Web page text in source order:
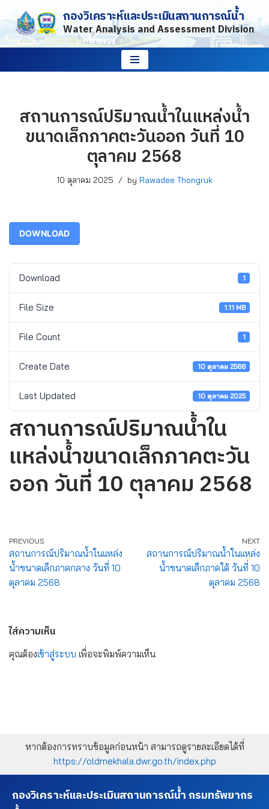
Skip
to
กองวิเคราะห์และประเมินสถานการณ์น้ำ
Water Analysis and Assessment Division
สถานการณ์ปริมาณน้ำในแหล่งน้ำ
ขนาดเล็กภาคตะวันออก วันที่ 10
ตุลาคม 2568
10 ตุลาคม 2025 by Rawadee Thongruk
DOWNLOAD
Download 1
File Size 1.11 MB
File Count 1
Create Date 10 ตุลาคม 2568
Last Updated 10 ตุลาคม 2025
สถานการณ์ปริมาณน้ำใน
แหล่งน้ำขนาดเล็กภาคตะวัน
ออก วันที่ 10 ตุลาคม 2568
PREVIOUS
สถานการณ์ปริมาณน้ำในแหล่ง
น้ำขนาดเล็กภาคกลาง วันที่ 10
ตุลาคม 2568
NEXT
สถานการณ์ปริมาณน้ำในแหล่ง
น้ำขนาดเล็กภาคใต้ วันที่ 10
ตุลาคม 2568
ใส่ความเห็น
คุณต้องเข้าสู่ระบบ เพื่อจะพิมพ์ความเห็น
หากต้องการทราบข้อมูลก่อนหน้า สามารถดูรายละเอียดได้ที่
https://oldmekhala.dwr.go.th/index.php
กองวิเคราะห์และประเมินสถานการณ์น้ำ กรมทรัพยากร